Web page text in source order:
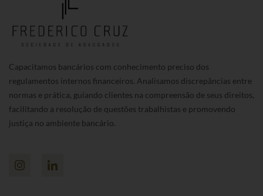
Capacitamos bancários com conhecimento preciso dos
regulamentos internos financeiros. Analisamos discrepâncias entre
normas e prática, guiando clientes na compreensão de seus direitos,
facilitando a resolução de questões trabalhistas e promovendo
justiça no ambiente bancário.